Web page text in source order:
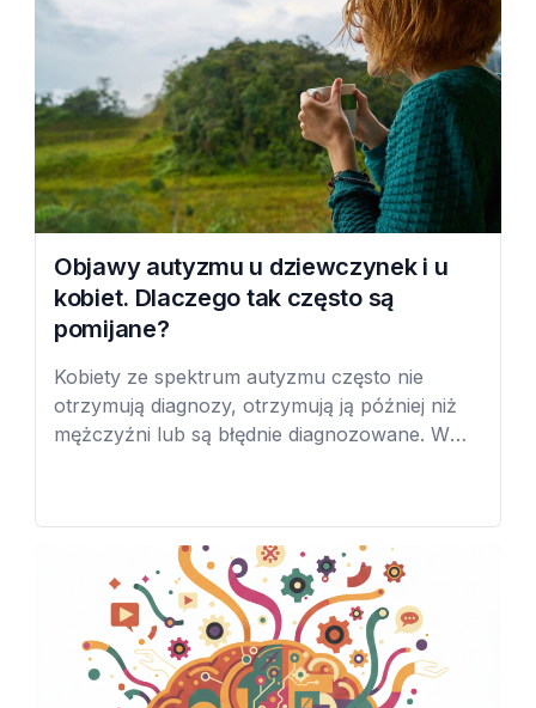
Objawy autyzmu u dziewczynek i u
kobiet. Dlaczego tak często są
pomijane?
Kobiety ze spektrum autyzmu często nie
otrzymują diagnozy, otrzymują ją później niż
mężczyźni lub są błędnie diagnozowane. W
University wskazują, że autyzm i zespół
Aspergera (według najnowszej nomenklatury:
spektrum autyzmu) są częstsze niż wcześniej
sądzono a dziewczęta otrzymują diagnozę
średnio 1,5 roku później niż chłopcy. […]